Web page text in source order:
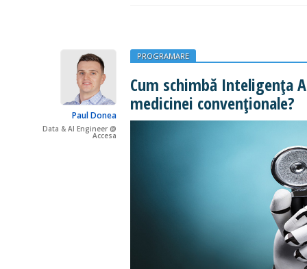
Paul Donea
Data & AI Engineer @
Accesa
PROGRAMARE
Cum schimbă Inteligența
medicinei convenționale?